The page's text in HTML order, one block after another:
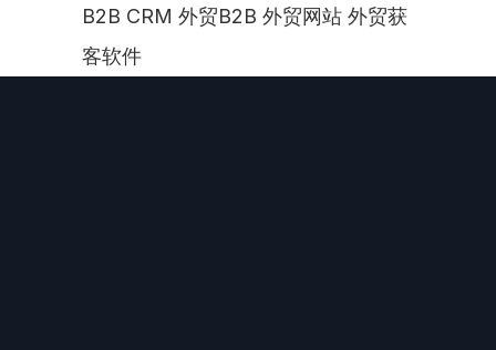
B2B CRM 外贸B2B 外贸网站 外贸获
客软件